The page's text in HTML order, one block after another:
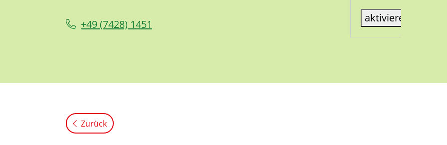
+49 (7428) 1451 aktiviere Karte
Zurück